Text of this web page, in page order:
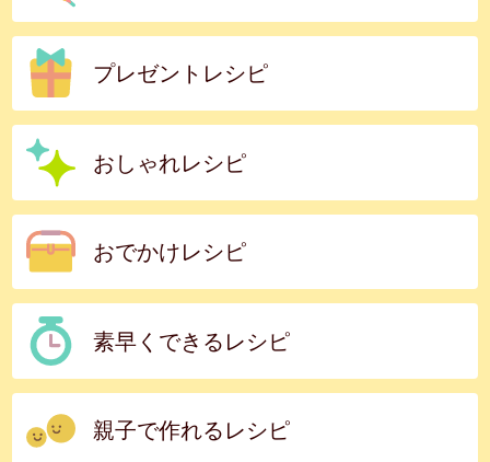
プレゼントレシピ
おしゃれレシピ
おでかけレシピ
素早くできるレシピ
親子で作れるレシピ